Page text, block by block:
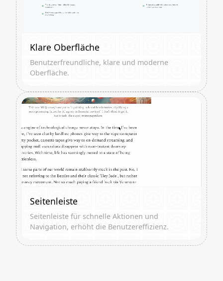
Klare Oberfläche
Benutzerfreundliche, klare und moderne
Oberfläche.
Seitenleiste
Seitenleiste für schnelle Aktionen und
Navigation, erhöht die Benutzereffizienz.